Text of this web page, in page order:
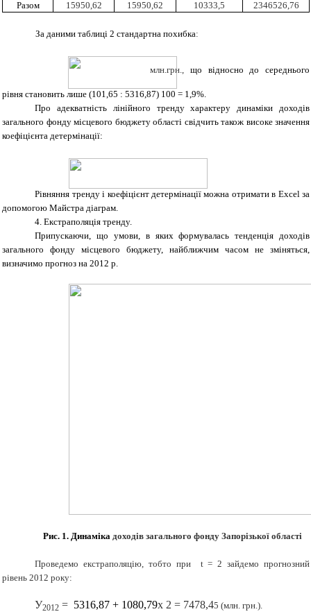
Разом
15950,62 15950,62 10333,5 2346526,76
За даними таблиці 2 стандартна похибка:
млн.грн., що відносно до середнього
рівня становить лише (101,65 : 5316,87) 100 = 1,9%.
Про адекватність лінійного тренду характеру динаміки доходів
загального фонду місцевого бюджету області свідчить також високе значення
коефіцієнта детермінації:
Рівняння тренду і коефіцієнт детермінації можна отримати в Excel за
допомогою Майстра діаграм.
4. Екстраполяція тренду.
Припускаючи, що умови, в яких формувалась тенденція доходів
загального фонду місцевого бюджету, найближчим часом не зміняться,
визначимо прогноз на 2012 р.
Рис. 1. Динаміка доходів загального фонду Запорізької області
Проведемо екстраполяцію, тобто при t=2 зайдемо прогнозний
рівень 2012 року:
У2012 = 5316,87 + 1080,79x 2 = 7478,45 (млн. грн.).